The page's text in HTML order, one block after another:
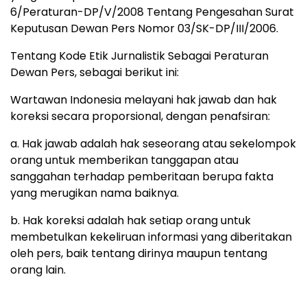
6/Peraturan-DP/V/2008 Tentang Pengesahan Surat
Keputusan Dewan Pers Nomor 03/SK-DP/III/2006.
Tentang Kode Etik Jurnalistik Sebagai Peraturan
Dewan Pers, sebagai berikut ini:
Wartawan Indonesia melayani hak jawab dan hak
koreksi secara proporsional, dengan penafsiran:
a. Hak jawab adalah hak seseorang atau sekelompok
orang untuk memberikan tanggapan atau
sanggahan terhadap pemberitaan berupa fakta
yang merugikan nama baiknya.
b. Hak koreksi adalah hak setiap orang untuk
membetulkan kekeliruan informasi yang diberitakan
oleh pers, baik tentang dirinya maupun tentang
orang lain.